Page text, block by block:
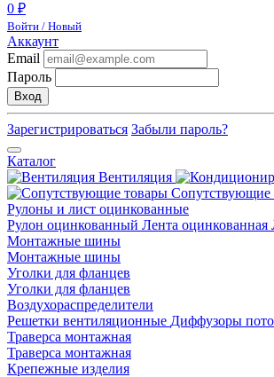
0 ₽
Войти / Новый
Аккаунт
Email
Пароль
Вход
Зарегистрироваться Забыли пароль?
Каталог
Вентиляция
Сопутствующие
Рулоны и лист оцинкованные
Рулон оцинкованный Лента оцинкованная
Монтажные шины
Монтажные шины
Уголки для фланцев
Уголки для фланцев
Воздухораспределители
Решетки вентиляционные Диффузоры
Траверса монтажная
Траверса монтажная
Крепежные изделия